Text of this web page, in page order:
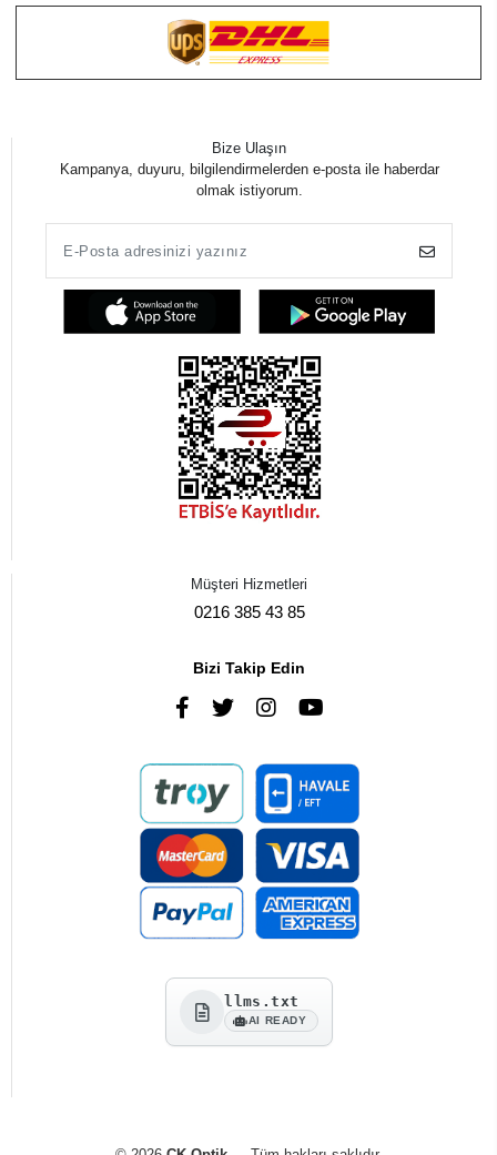
Bize Ulaşın
Kampanya, duyuru, bilgilendirmelerden e-posta ile haberdar
olmak istiyorum.
Müşteri Hizmetleri
0216 385 43 85
Bizi Takip Edin
llms.txt
AI READY